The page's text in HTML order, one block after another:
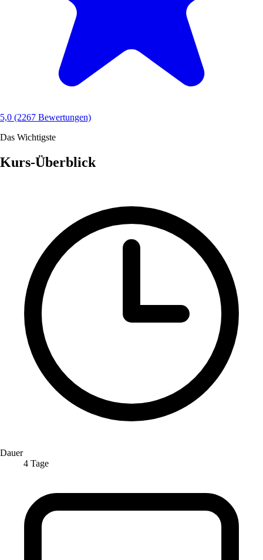
5,0 (2267 Bewertungen)
Das Wichtigste
Kurs-Überblick
Dauer
4 Tage